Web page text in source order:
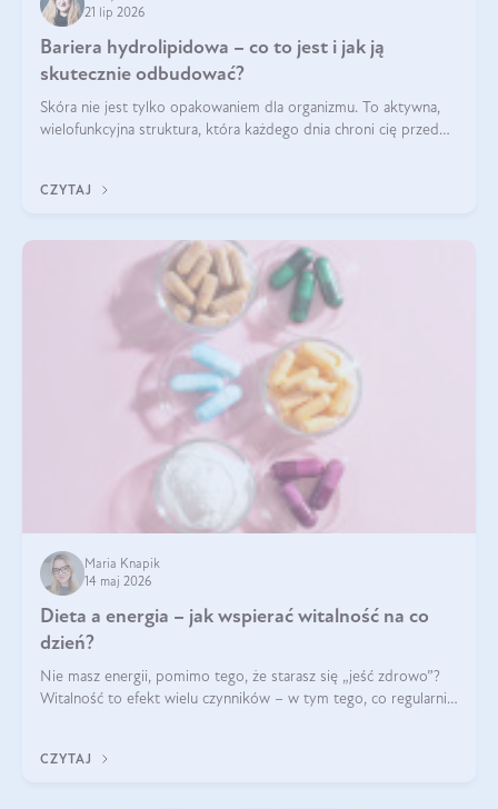
21 lip 2026
Bariera hydrolipidowa – co to jest i jak ją
skutecznie odbudować?
Skóra nie jest tylko opakowaniem dla organizmu. To aktywna,
wielofunkcyjna struktura, która każdego dnia chroni cię przed
bariera hydrolipidowa.
CZYTAJ
Maria Knapik
14 maj 2026
Dieta a energia – jak wspierać witalność na co
dzień?
Nie masz energii, pomimo tego, że starasz się „jeść zdrowo”?
Witalność to efekt wielu czynników – w tym tego, co regularnie
CZYTAJ